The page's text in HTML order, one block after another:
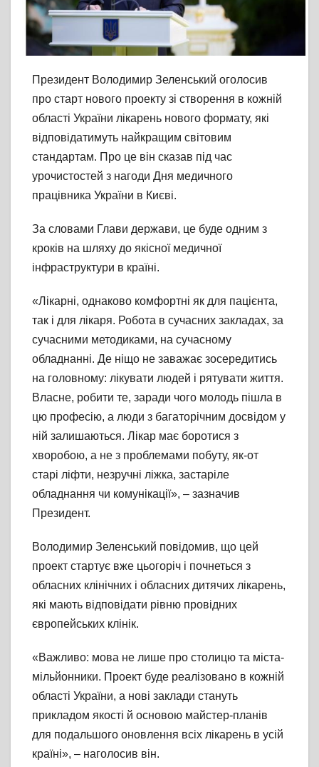
Президент Володимир Зеленський оголосив
про старт нового проекту зі створення в кожній
області України лікарень нового формату, які
відповідатимуть найкращим світовим
стандартам. Про це він сказав під час
урочистостей з нагоди Дня медичного
працівника України в Києві.
За словами Глави держави, це буде одним з
кроків на шляху до якісної медичної
інфраструктури в країні.
«Лікарні, однаково комфортні як для пацієнта,
так і для лікаря. Робота в сучасних закладах, за
сучасними методиками, на сучасному
обладнанні. Де ніщо не заважає зосередитись
на головному: лікувати людей і рятувати життя.
Власне, робити те, заради чого молодь пішла в
цю професію, а люди з багаторічним досвідом у
ній залишаються. Лікар має боротися з
хворобою, а не з проблемами побуту, як-от
старі ліфти, незручні ліжка, застаріле
обладнання чи комунікації», – зазначив
Президент.
Володимир Зеленський повідомив, що цей
проект стартує вже цьогоріч і почнеться з
обласних клінічних і обласних дитячих лікарень,
які мають відповідати рівню провідних
європейських клінік.
«Важливо: мова не лише про столицю та міста-
мільйонники. Проект буде реалізовано в кожній
області України, а нові заклади стануть
прикладом якості й основою майстер-планів
для подальшого оновлення всіх лікарень в усій
країні», – наголосив він.